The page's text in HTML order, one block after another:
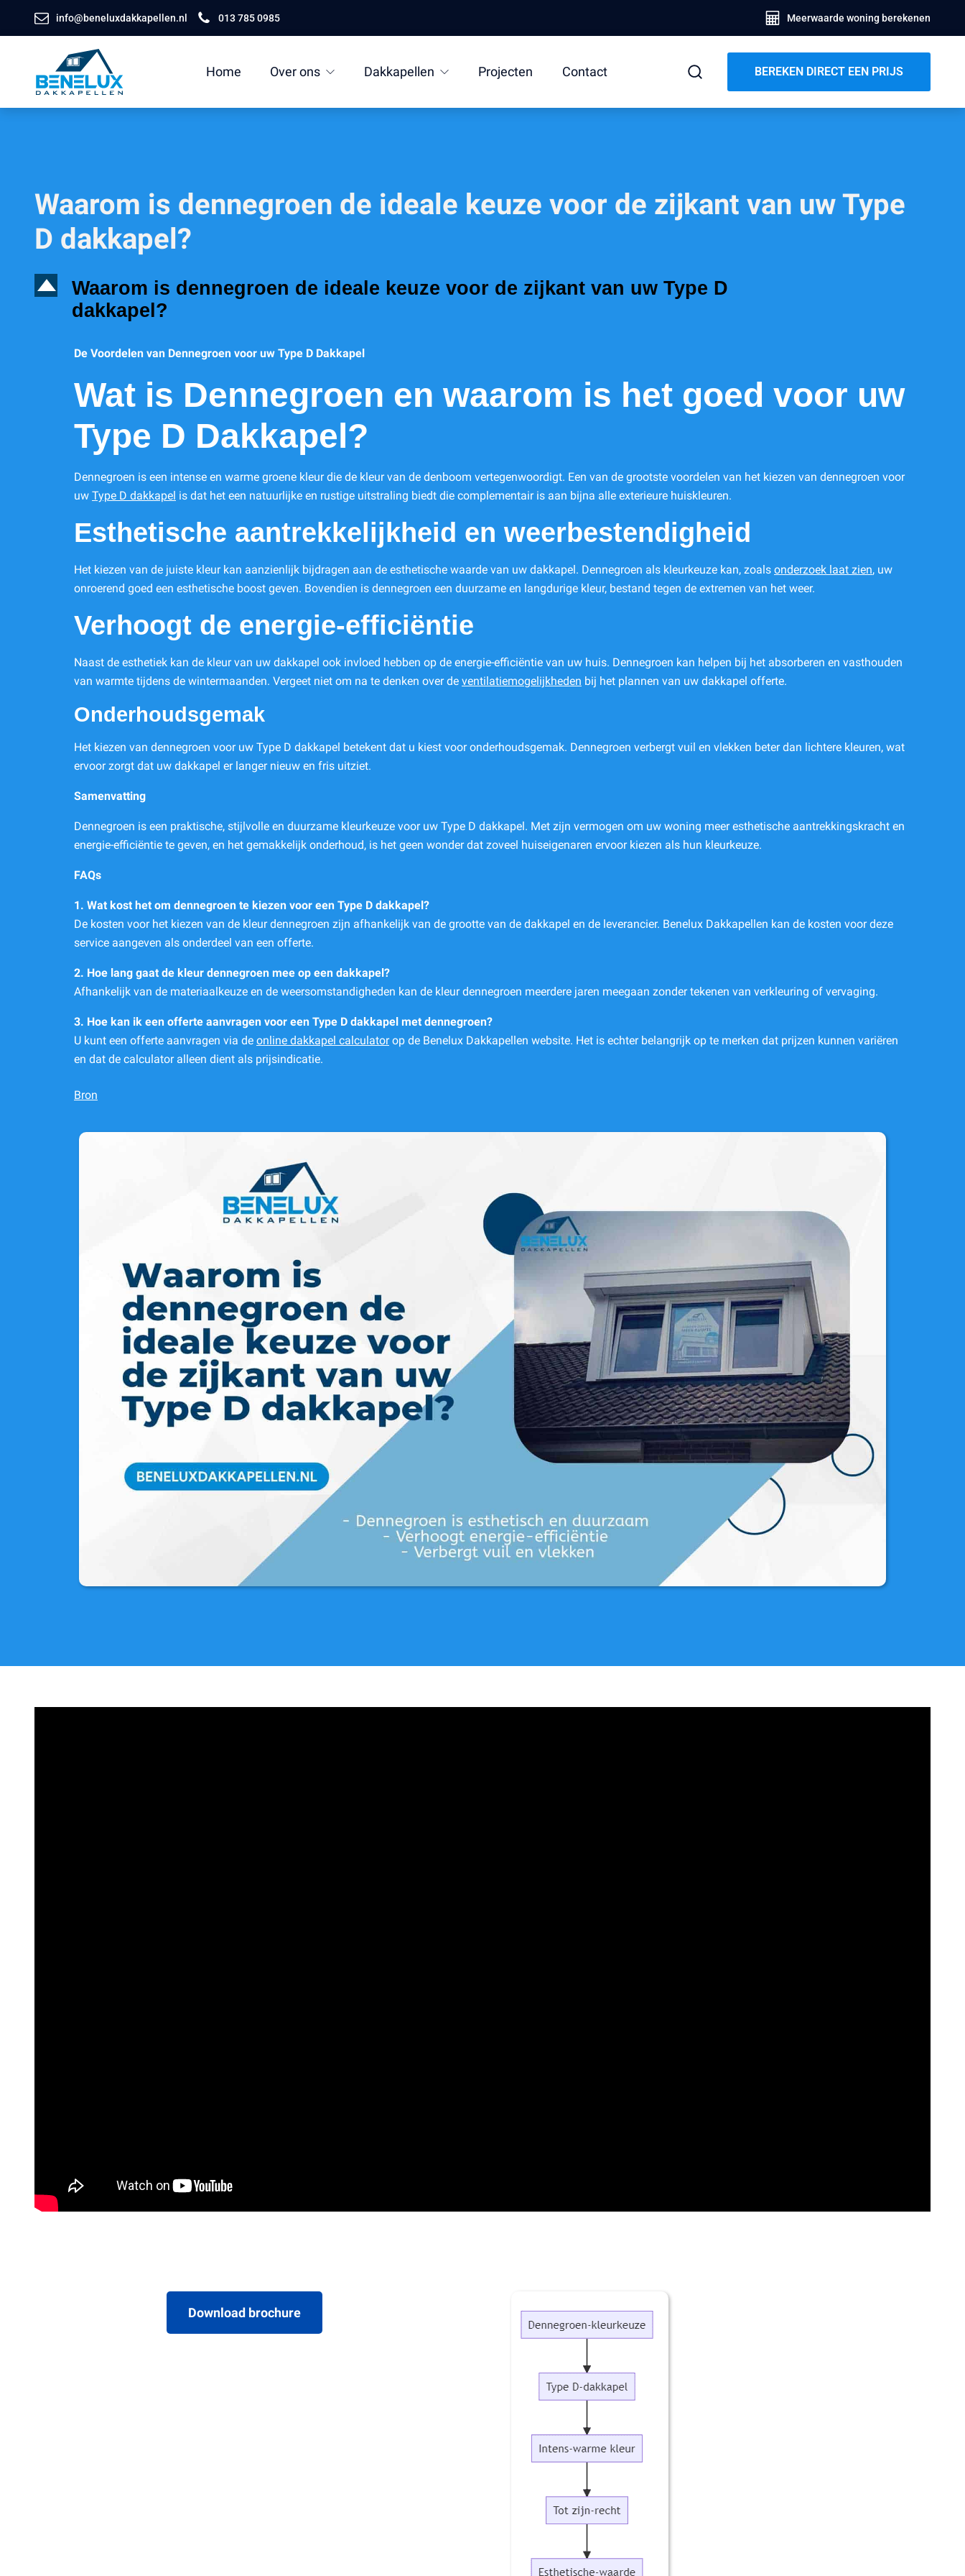
info@beneluxdakkapellen.nl 013 785 0985 Meerwaarde woning berekenen
Home Over ons Dakkapellen Projecten Contact BEREKEN DIRECT EEN PRIJS
Waarom is dennegroen de ideale keuze voor de zijkant van uw Type
D dakkapel?
D
Waarom is dennegroen de ideale keuze voor de zijkant van uw Type D
dakkapel?
De Voordelen van Dennegroen voor uw Type D Dakkapel
Wat is Dennegroen en waarom is het goed voor uw
Type D Dakkapel?
Dennegroen is een intense en warme groene kleur die de kleur van de denboom vertegenwoordigt. Een van de grootste voordelen van het kiezen van dennegroen voor
uw Type D dakkapel is dat het een natuurlijke en rustige uitstraling biedt die complementair is aan bijna alle exterieure huiskleuren.
Esthetische aantrekkelijkheid en weerbestendigheid
Het kiezen van de juiste kleur kan aanzienlijk bijdragen aan de esthetische waarde van uw dakkapel. Dennegroen als kleurkeuze kan, zoals onderzoek laat zien, uw
onroerend goed een esthetische boost geven. Bovendien is dennegroen een duurzame en langdurige kleur, bestand tegen de extremen van het weer.
Verhoogt de energie-efficiëntie
Naast de esthetiek kan de kleur van uw dakkapel ook invloed hebben op de energie-efficiëntie van uw huis. Dennegroen kan helpen bij het absorberen en vasthouden
van warmte tijdens de wintermaanden. Vergeet niet om na te denken over de ventilatiemogelijkheden bij het plannen van uw dakkapel offerte.
Onderhoudsgemak
Het kiezen van dennegroen voor uw Type D dakkapel betekent dat u kiest voor onderhoudsgemak. Dennegroen verbergt vuil en vlekken beter dan lichtere kleuren, wat
ervoor zorgt dat uw dakkapel er langer nieuw en fris uitziet.
Samenvatting
Dennegroen is een praktische, stijlvolle en duurzame kleurkeuze voor uw Type D dakkapel. Met zijn vermogen om uw woning meer esthetische aantrekkingskracht en
energie-efficiëntie te geven, en het gemakkelijk onderhoud, is het geen wonder dat zoveel huiseigenaren ervoor kiezen als hun kleurkeuze.
FAQs
1. Wat kost het om dennegroen te kiezen voor een Type D dakkapel?
De kosten voor het kiezen van de kleur dennegroen zijn afhankelijk van de grootte van de dakkapel en de leverancier. Benelux Dakkapellen kan de kosten voor deze
service aangeven als onderdeel van een offerte.
2. Hoe lang gaat de kleur dennegroen mee op een dakkapel?
Afhankelijk van de materiaalkeuze en de weersomstandigheden kan de kleur dennegroen meerdere jaren meegaan zonder tekenen van verkleuring of vervaging.
3. Hoe kan ik een offerte aanvragen voor een Type D dakkapel met dennegroen?
U kunt een offerte aanvragen via de online dakkapel calculatorop de Benelux Dakkapellen website. Het is echter belangrijk op te merken dat prijzen kunnen variëren
en dat de calculator alleen dient als prijsindicatie.
Bron
Download brochure